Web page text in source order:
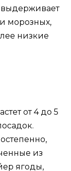
выдерживает
морозных,
низкие
от 4 до 5
из
ягоды,